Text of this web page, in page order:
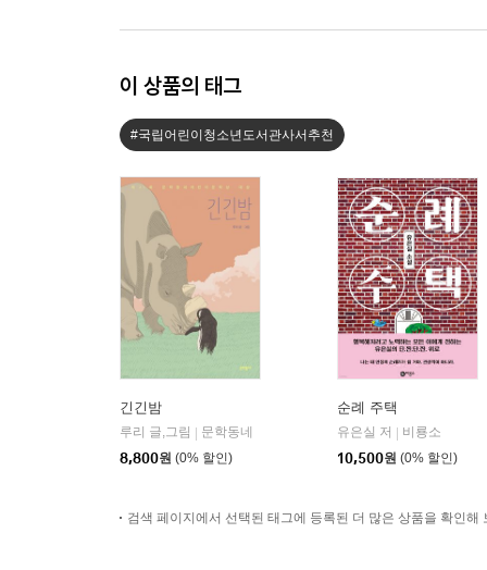
이 상품의 태그
#국립어린이청소년도서관사서추천
긴긴밤
루리 글,그림 | 문학동네
8,800원 (0% 할인)
순례 주택
유은실 저 | 비룡소
10,500원 (0% 할인)
검색 페이지에서 선택된 태그에 등록된 더 많은 상품을 확인해